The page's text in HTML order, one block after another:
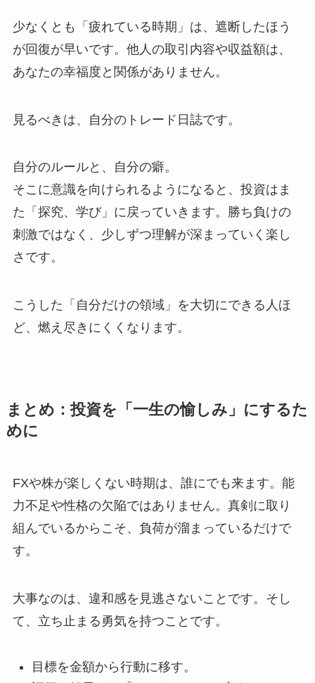
少なくとも「疲れている時期」は、遮断したほう
が回復が早いです。 他人の取引内容や収益額は、
あなたの幸福度と関係がありません。
見るべきは、自分のトレード日誌です。
自分のルールと、自分の癖。
そこに意識を向けられるようになると、投資はま
た「探究、学び」に戻っていきます。 勝ち負けの
刺激ではなく、少しずつ理解が深まっていく楽し
さです。
こうした「自分だけの領域」を大切にできる人ほ
ど、燃え尽きにくくなります。
まとめ：投資を「一生の愉しみ」にするた
めに
FXや株が楽しくない時期は、誰にでも来ます。 能
力不足や性格の欠陥ではありません。 真剣に取り
組んでいるからこそ、負荷が溜まっているだけで
す。
大事なのは、違和感を見逃さないことです。そし
て、立ち止まる勇気を持つことです。
目標を金額から行動に移す。